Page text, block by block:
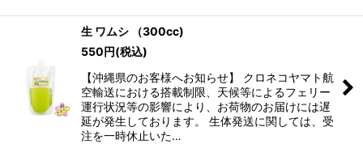
生 ワムシ （300cc)
550円(税込)
【沖縄県のお客様へお知らせ】 クロネコヤマト航
空輸送における搭載制限、天候等によるフェリー
運行状況等の影響により、お荷物のお届けには遅
延が発生しております。 生体発送に関しては、受
注を一時休止いた…